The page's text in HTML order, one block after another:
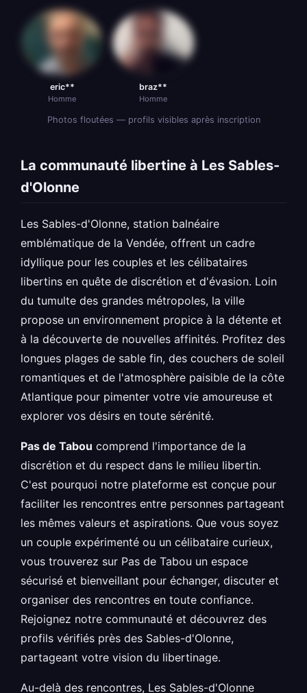
eric**
Homme
braz**
Homme
Photos floutées — profils visibles après inscription
La communauté libertine à Les Sables-
d'Olonne
Les Sables-d'Olonne, station balnéaire
emblématique de la Vendée, offrent un cadre
idyllique pour les couples et les célibataires
libertins en quête de discrétion et d'évasion. Loin
du tumulte des grandes métropoles, la ville
propose un environnement propice à la détente et
à la découverte de nouvelles affinités. Profitez des
longues plages de sable fin, des couchers de soleil
romantiques et de l'atmosphère paisible de la côte
Atlantique pour pimenter votre vie amoureuse et
explorer vos désirs en toute sérénité.
Pas de Tabou comprend l'importance de la
discrétion et du respect dans le milieu libertin.
C'est pourquoi notre plateforme est conçue pour
faciliter les rencontres entre personnes partageant
les mêmes valeurs et aspirations. Que vous soyez
un couple expérimenté ou un célibataire curieux,
vous trouverez sur Pas de Tabou un espace
sécurisé et bienveillant pour échanger, discuter et
organiser des rencontres en toute confiance.
Rejoignez notre communauté et découvrez des
profils vérifiés près des Sables-d'Olonne,
partageant votre vision du libertinage.
Au-delà des rencontres, Les Sables-d'Olonne